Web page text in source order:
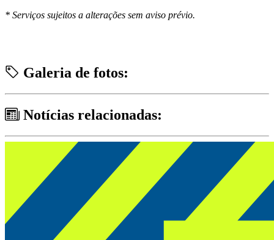
* Serviços sujeitos a alterações sem aviso prévio.
Galeria de fotos:
Notícias relacionadas: